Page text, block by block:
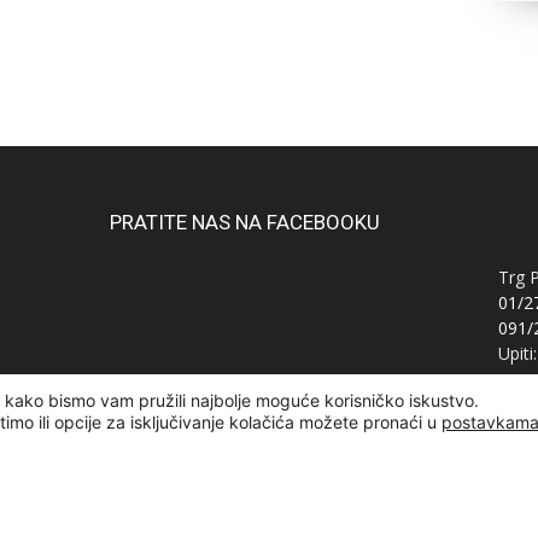
PRATITE NAS NA FACEBOOKU
Trg
01/
091/
Upiti:
bismo vam pružili najbolje moguće korisničko iskustvo.
ili opcije za isključivanje kolačića možete pronaći u postavkama